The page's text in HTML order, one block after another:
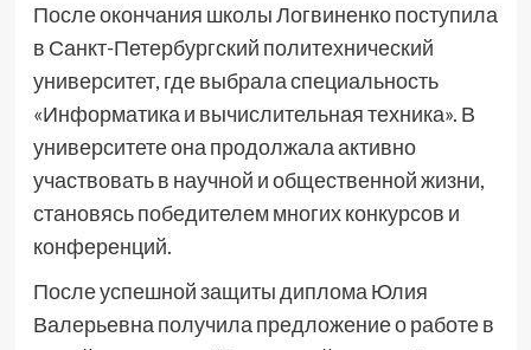
После окончания школы Логвиненко поступила
в Санкт-Петербургский политехнический
университет, где выбрала специальность
«Информатика и вычислительная техника». В
университете она продолжала активно
участвовать в научной и общественной жизни,
становясь победителем многих конкурсов и
конференций.
После успешной защиты диплома Юлия
Валерьевна получила предложение о работе в